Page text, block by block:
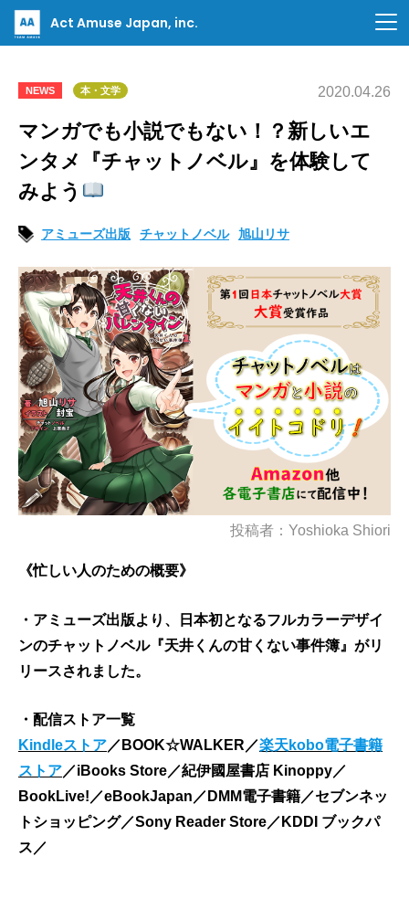
Act Amuse Japan, inc.
NEWS 本・文学 2020.04.26
マンガでも小説でもない！？新しいエ
ンタメ『チャットノベル』を体験して
みよう
アミューズ出版 チャットノベル 旭山リサ
投稿者：Yoshioka Shiori
《忙しい人のための概要》
・アミューズ出版より、日本初となるフルカラーデザイ
ンのチャットノベル『天井くんの甘くない事件簿』がリ
リースされました。
・配信ストア一覧
Kindleストア／BOOK☆WALKER／楽天kobo電子書籍
ストア／iBooks Store／紀伊國屋書店 Kinoppy／
BookLive!／eBookJapan／DMM電子書籍／セブンネッ
トショッピング／Sony Reader Store／KDDI ブックパ
ス／